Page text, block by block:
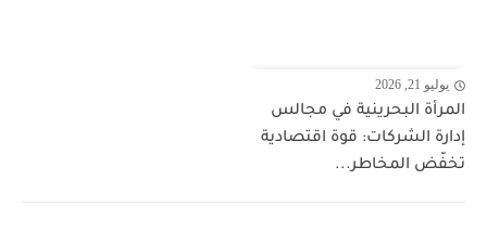
يوليو 21, 2026
المرأة البحرينية في مجالس
إدارة الشركات: قوة اقتصادية
تخفّض المخاطر...